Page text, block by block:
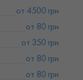
от 4500 грн
от 80 грн
от 350 грн
от 80 грн
от 80 грн